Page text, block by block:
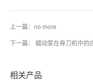
上一篇：no more
下一篇： 蠕动泵在骨刀机中的
相关产品